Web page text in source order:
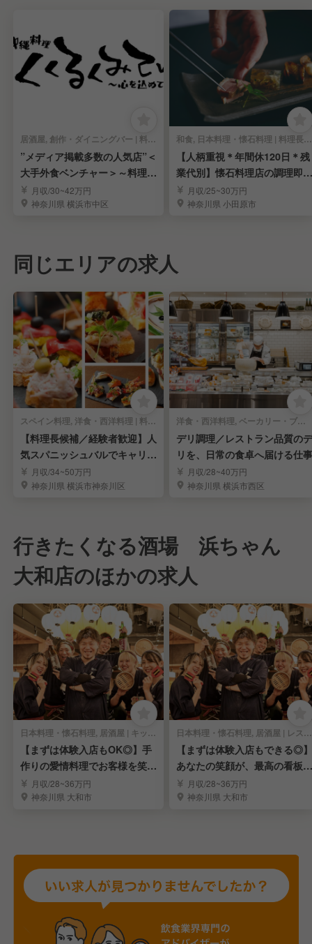
居酒屋, 創作・ダイニングバー | 料理長・料理長候補
”メディア掲載多数の人気店”＜
大手外食ベンチャー＞～料理長
候補を大募集～
月収/30~42万円
神奈川県 横浜市中区
和食, 日本料理・懐石料理 | 料理長・料理長候補
【人柄重視＊年間休120日＊残
業代別】懐石料理店の調理即戦
力を募集｜小田原
月収/25~30万円
神奈川県 小田原市
同じエリアの求人
スペイン料理, 洋食・西洋料理 | 料理長・料理長候補
【料理長候補／経験者歓迎】人
気スパニッシュバルでキャリア
アップ
月収/34~50万円
神奈川県 横浜市神奈川区
洋食・西洋料理, ベーカリー・ブーランジェリー | 料理長・料理長候補
デリ調理／レストラン品質のデ
リを、日常の食卓へ届ける仕事
月収/28~40万円
神奈川県 横浜市西区
行きたくなる酒場 浜ちゃん
大和店のほかの求人
日本料理・懐石料理, 居酒屋 | キッチンスタッフ
【まずは体験入店もOK◎】手
作りの愛情料理でお客様を笑顔
にする《キッチン》
月収/28~36万円
神奈川県 大和市
日本料理・懐石料理, 居酒屋 | レストランサービス・ホールスタッフ
【まずは体験入店もできる◎】
あなたの笑顔が、最高の看板メ
ニュー！《ホール》
月収/28~36万円
神奈川県 大和市